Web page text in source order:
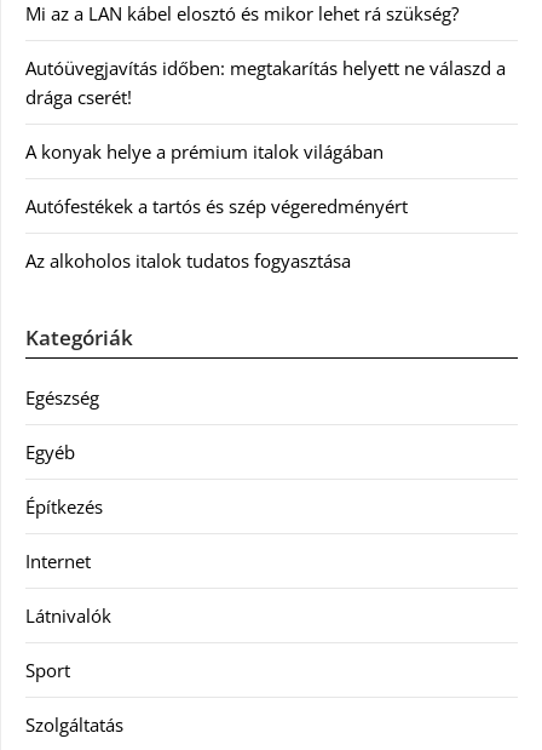
Mi az a LAN kábel elosztó és mikor lehet rá szükség?
Autóüvegjavítás időben: megtakarítás helyett ne válaszd a
drága cserét!
A konyak helye a prémium italok világában
Autófestékek a tartós és szép végeredményért
Az alkoholos italok tudatos fogyasztása
Kategóriák
Egészség
Egyéb
Építkezés
Internet
Látnivalók
Sport
Szolgáltatás